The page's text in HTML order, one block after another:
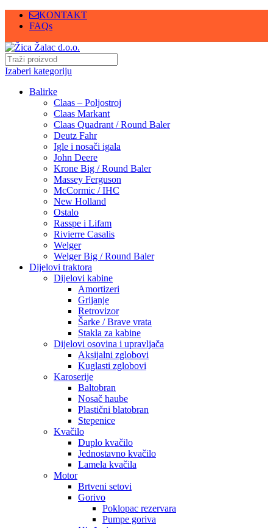
KONTAKT
FAQs
Izaberi kategoriju
Balirke
Claas – Poljostroj
Claas Markant
Claas Quadrant / Round Baler
Deutz Fahr
Igle i nosači igala
John Deere
Krone Big / Round Baler
Massey Ferguson
McCormic / IHC
New Holland
Ostalo
Rasspe i Lifam
Rivierre Casalis
Welger
Welger Big / Round Baler
Dijelovi traktora
Dijelovi kabine
Amortizeri
Grijanje
Retrovizor
Šarke / Brave vrata
Stakla za kabine
Dijelovi osovina i upravljača
Aksijalni zglobovi
Kuglasti zglobovi
Karoserije
Baltobran
Nosač haube
Plastični blatobran
Stepenice
Kvačilo
Duplo kvačilo
Jednostavno kvačilo
Lamela kvačila
Motor
Brtveni setovi
Gorivo
Poklopac rezervara
Pumpe goriva